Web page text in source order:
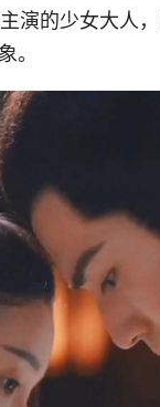
演的少女大人
。